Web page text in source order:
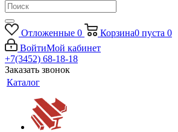
Отложенные 0 Корзина0 пуста 0
ВойтиМой кабинет
+7(3452) 68-18-18
Заказать звонок
Каталог